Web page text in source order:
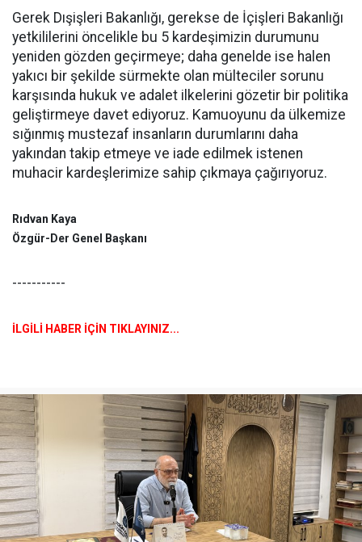
Gerek Dışişleri Bakanlığı, gerekse de İçişleri Bakanlığı
yetkililerini öncelikle bu 5 kardeşimizin durumunu
yeniden gözden geçirmeye; daha genelde ise halen
yakıcı bir şekilde sürmekte olan mülteciler sorunu
karşısında hukuk ve adalet ilkelerini gözetir bir politika
geliştirmeye davet ediyoruz. Kamuoyunu da ülkemize
sığınmış mustezaf insanların durumlarını daha
yakından takip etmeye ve iade edilmek istenen
muhacir kardeşlerimize sahip çıkmaya çağırıyoruz.
Rıdvan Kaya
Özgür-Der Genel Başkanı
-----------
İLGİLİ HABER İÇİN TIKLAYINIZ...